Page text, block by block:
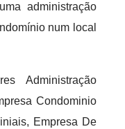
administração
num local
Administração
Condominio
Empresa De